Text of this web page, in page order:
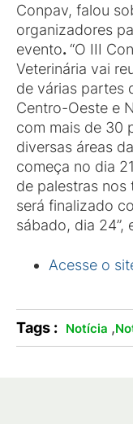
Conpav, falou
organizadores
evento.“O III
Veterinária vai
de várias partes
Centro-Oeste e
com mais de 30
diversas áreas
começa no dia
de palestras nos
será finalizado
sábado, dia 24”,
Acesse o
Tags : Notícia ,